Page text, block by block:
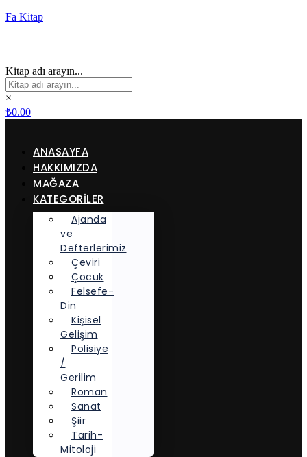
Fa Kitap
Kitap adı arayın...
×
₺0.00
ANASAYFA
HAKKIMIZDA
MAĞAZA
KATEGORİLER
Ajanda
ve
Defterlerimiz
Çeviri
Çocuk
Felsefe-
Din
Kişisel
Gelişim
Polisiye
/
Gerilim
Roman
Sanat
Şiir
Tarih-
Mitoloji